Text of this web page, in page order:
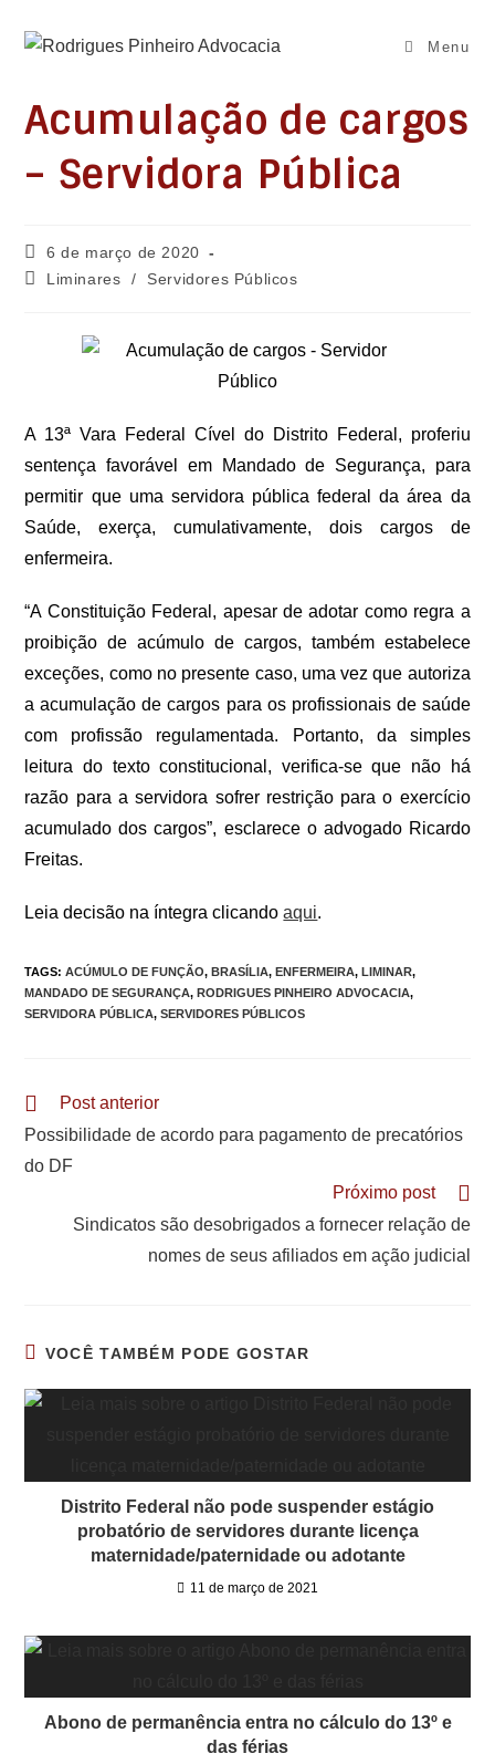
para
Menu
Acumulação de cargos
– Servidora Pública
Post
publicado:
6 de março de 2020
Categoria
Liminares / Servidores Públicos
A 13ª Vara Federal Cível do Distrito Federal, proferiu
sentença favorável em Mandado de Segurança, para
permitir que uma servidora pública federal da área da
Saúde, exerça, cumulativamente, dois cargos de
enfermeira.
“A Constituição Federal, apesar de adotar como regra a
proibição de acúmulo de cargos, também estabelece
exceções, como no presente caso, uma vez que autoriza
a acumulação de cargos para os profissionais de saúde
com profissão regulamentada. Portanto, da simples
leitura do texto constitucional, verifica-se que não há
razão para a servidora sofrer restrição para o exercício
acumulado dos cargos”, esclarece o advogado Ricardo
Freitas.
Leia decisão na íntegra clicandoaqui.
TAGS:ACÚMULO DE FUNÇÃO, BRASÍLIA, ENFERMEIRA, LIMINAR,
MANDADO DE SEGURANÇA, RODRIGUES PINHEIRO ADVOCACIA,
SERVIDORA PÚBLICA, SERVIDORES PÚBLICOS
Leia
artigos
Post anterior
Possibilidade de acordo para pagamento de precatórios
do DF
Próximo post
Sindicatos são desobrigados a fornecer relação de
nomes de seus afiliados em ação judicial
VOCÊ TAMBÉM PODE GOSTAR
Distrito Federal não pode suspender estágio
probatório de servidores durante licença
maternidade/paternidade ou adotante
11 de março de 2021
Abono de permanência entra no cálculo do 13º e
das férias